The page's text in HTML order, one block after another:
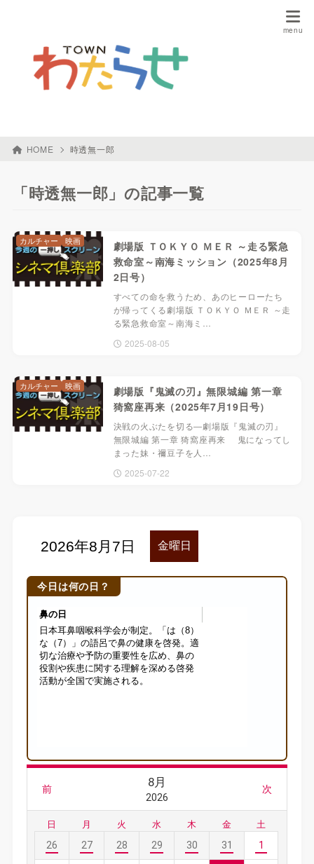
HOME 時透無一郎
「時透無一郎」の記事一覧
劇場版 ＴＯＫＹＯ ＭＥＲ ～走る緊急
救命室～南海ミッション（2025年8月
2日号）
すべての命を救うため、あのヒーローたち
が帰ってくる劇場版 ＴＯＫＹＯ ＭＥＲ ～走
る緊急救命室～南海ミ…
2025-08-05
カルチャー 映画
劇場版『鬼滅の刃』無限城編 第一章
猗窩座再来（2025年7月19日号）
決戦の火ぶたを切る―劇場版『鬼滅の刃』
無限城編 第一章 猗窩座再来 鬼になってし
まった妹・禰豆子を人…
2025-07-22
カルチャー 映画
今日は何の日？